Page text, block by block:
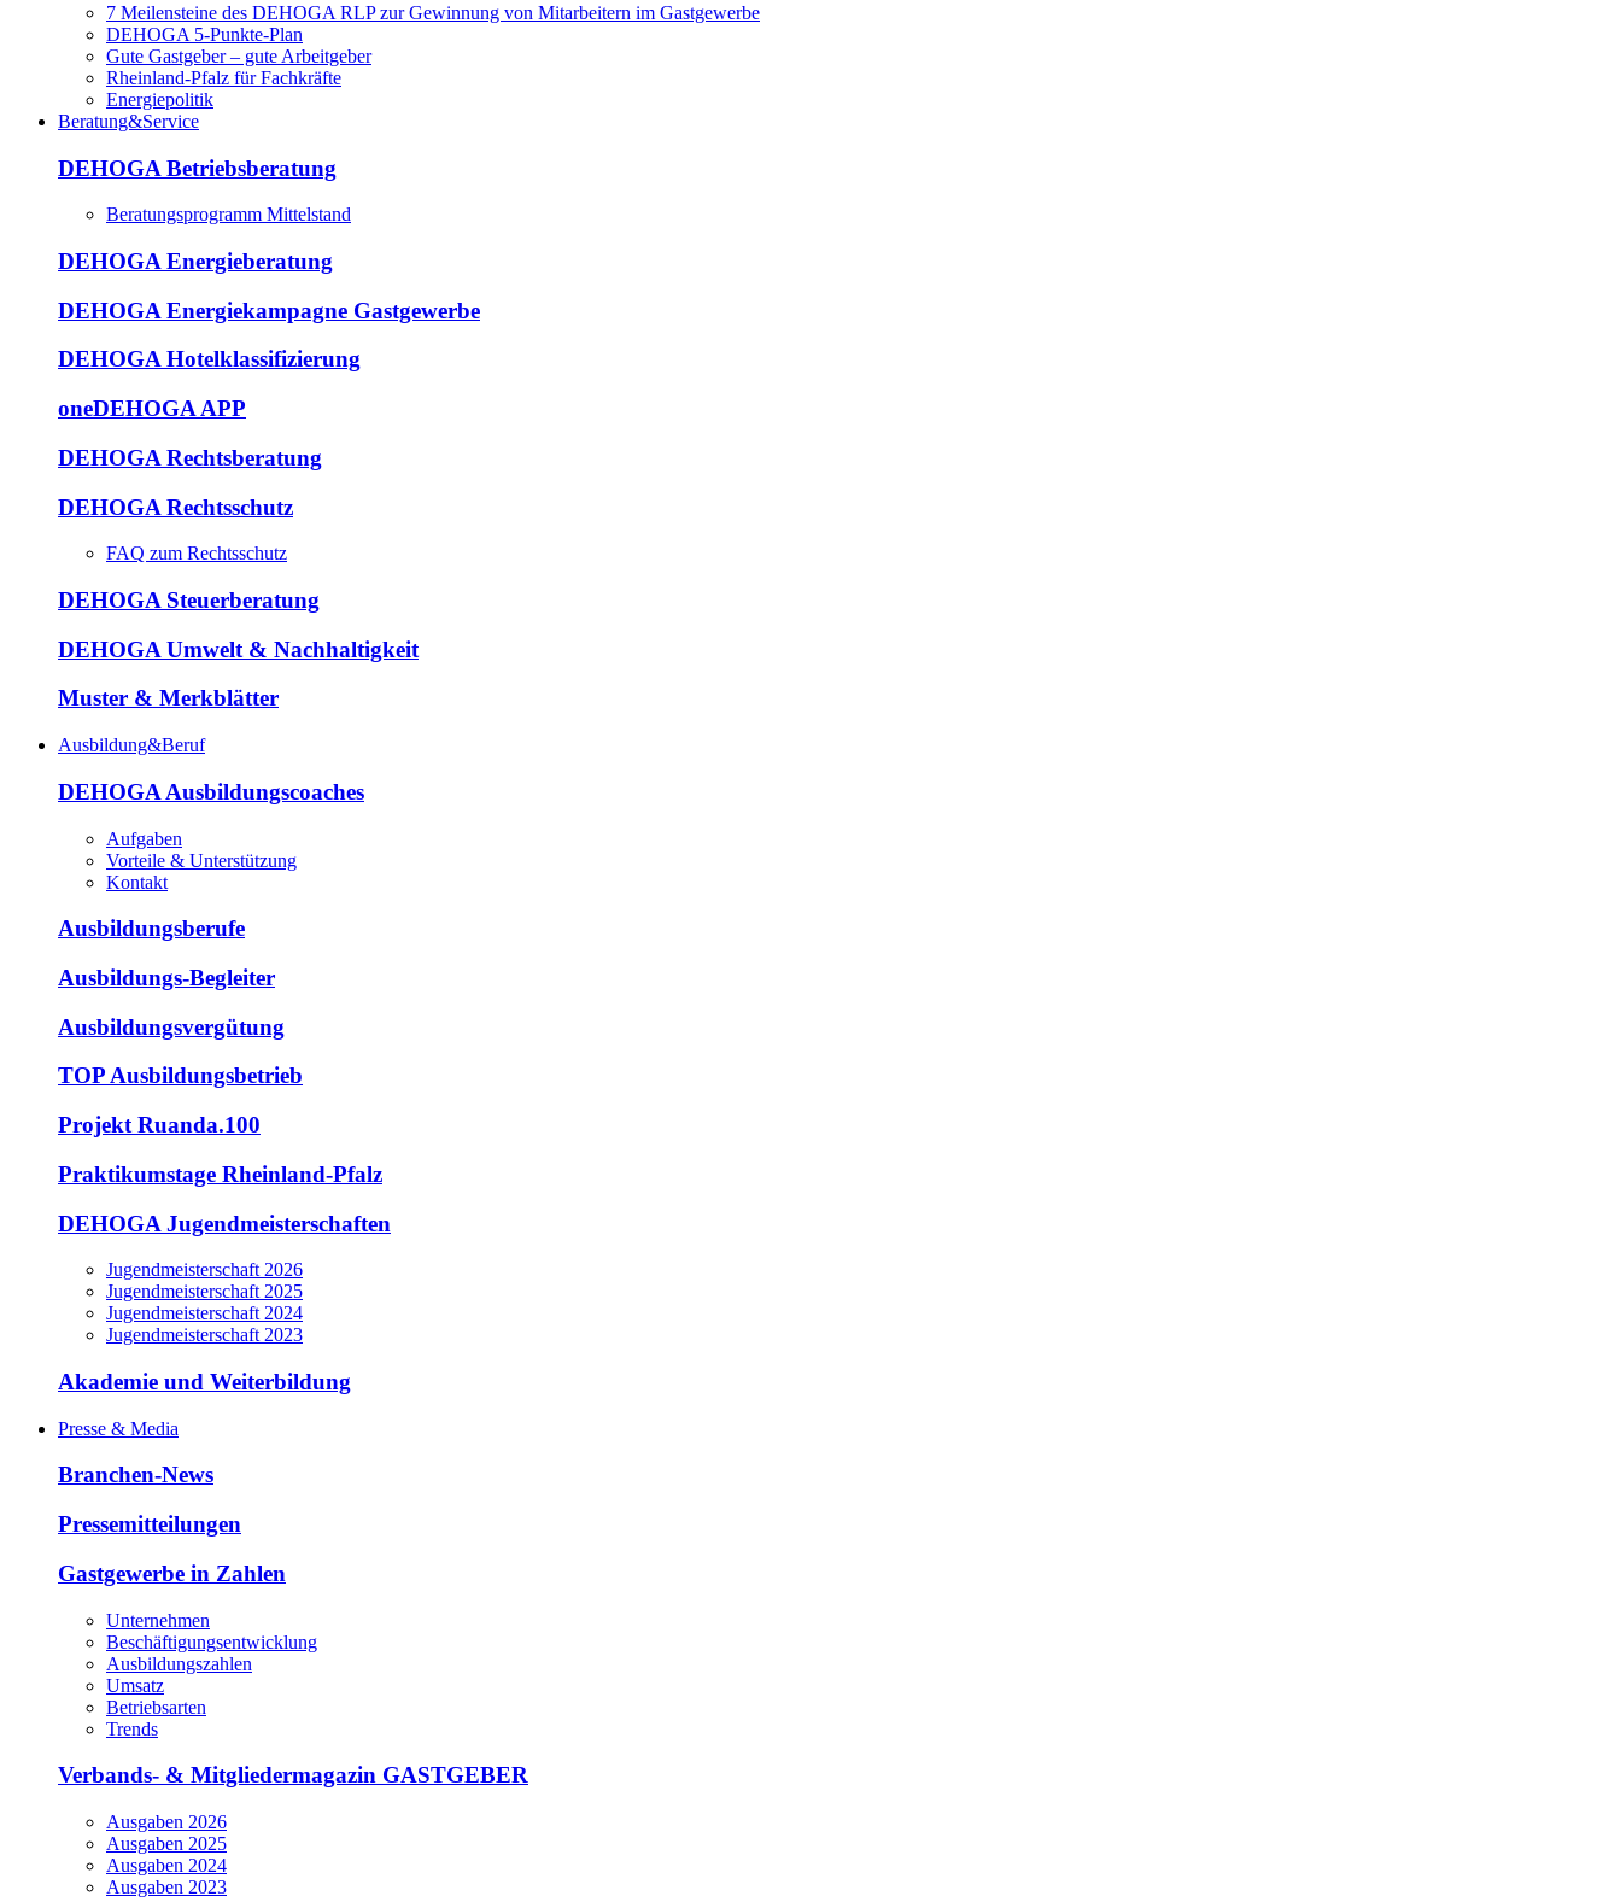
7 Meilensteine des DEHOGA RLP zur Gewinnung von Mitarbeitern im Gastgewerbe
DEHOGA 5-Punkte-Plan
Gute Gastgeber – gute Arbeitgeber
Rheinland-Pfalz für Fachkräfte
Energiepolitik
Beratung&Service
DEHOGA Betriebsberatung
Beratungsprogramm Mittelstand
DEHOGA Energieberatung
DEHOGA Energiekampagne Gastgewerbe
DEHOGA Hotelklassifizierung
oneDEHOGA APP
DEHOGA Rechtsberatung
DEHOGA Rechtsschutz
FAQ zum Rechtsschutz
DEHOGA Steuerberatung
DEHOGA Umwelt & Nachhaltigkeit
Muster & Merkblätter
Ausbildung&Beruf
DEHOGA Ausbildungscoaches
Aufgaben
Vorteile & Unterstützung
Kontakt
Ausbildungsberufe
Ausbildungs-Begleiter
Ausbildungsvergütung
TOP Ausbildungsbetrieb
Projekt Ruanda.100
Praktikumstage Rheinland-Pfalz
DEHOGA Jugendmeisterschaften
Jugendmeisterschaft 2026
Jugendmeisterschaft 2025
Jugendmeisterschaft 2024
Jugendmeisterschaft 2023
Akademie und Weiterbildung
Presse & Media
Branchen-News
Pressemitteilungen
Gastgewerbe in Zahlen
Unternehmen
Beschäftigungsentwicklung
Ausbildungszahlen
Umsatz
Betriebsarten
Trends
Verbands- & Mitgliedermagazin GASTGEBER
Ausgaben 2026
Ausgaben 2025
Ausgaben 2024
Ausgaben 2023